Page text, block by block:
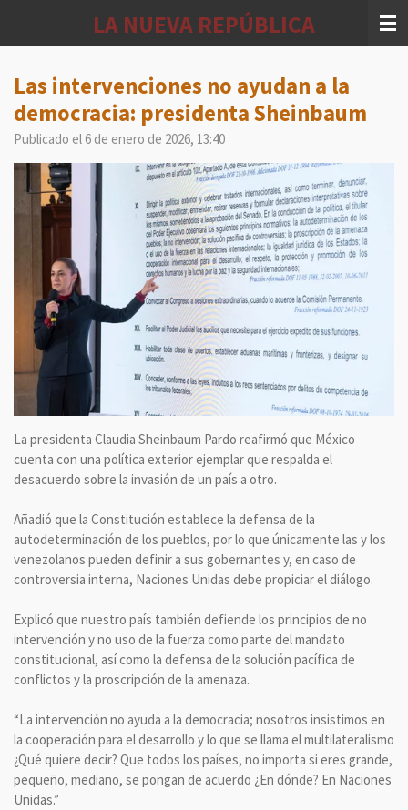
principal
LA NUEVA REPÚBLICA
Las intervenciones no ayudan a la
democracia: presidenta Sheinbaum
Publicado el 6 de enero de 2026, 13:40
La presidenta Claudia Sheinbaum Pardo reafirmó que México
cuenta con una política exterior ejemplar que respalda el
desacuerdo sobre la invasión de un país a otro.
Añadió que la Constitución establece la defensa de la
autodeterminación de los pueblos, por lo que únicamente las y los
venezolanos pueden definir a sus gobernantes y, en caso de
controversia interna, Naciones Unidas debe propiciar el diálogo.
Explicó que nuestro país también defiende los principios de no
intervención y no uso de la fuerza como parte del mandato
constitucional, así como la defensa de la solución pacífica de
conflictos y la proscripción de la amenaza.
“La intervención no ayuda a la democracia; nosotros insistimos en
la cooperación para el desarrollo y lo que se llama el multilateralismo
¿Qué quiere decir? Que todos los países, no importa si eres grande,
pequeño, mediano, se pongan de acuerdo ¿En dónde? En Naciones
Unidas.”